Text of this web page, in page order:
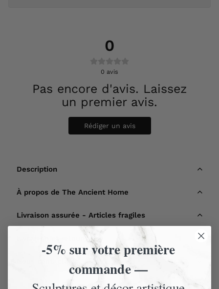
0
0 avis
Pas encore d'avis. Laissez
un premier avis.
Rédiger un avis
Description
À propos de The Ancient Home
Livraison assurée - Articles fragiles
-5% sur votre première
commande —